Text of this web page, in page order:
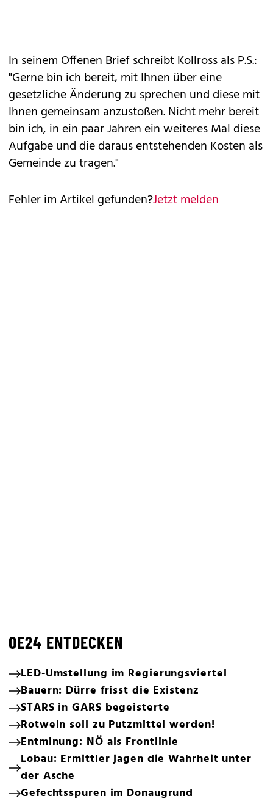
In seinem Offenen Brief schreibt Kollross als P.S.:
"Gerne bin ich bereit, mit Ihnen über eine
gesetzliche Änderung zu sprechen und diese mit
Ihnen gemeinsam anzustoßen. Nicht mehr bereit
bin ich, in ein paar Jahren ein weiteres Mal diese
Aufgabe und die daraus entstehenden Kosten als
Gemeinde zu tragen."
Fehler im Artikel gefunden?Jetzt melden
OE24 ENTDECKEN
LED-Umstellung im Regierungsviertel
Bauern: Dürre frisst die Existenz
STARS in GARS begeisterte
Rotwein soll zu Putzmittel werden!
Entminung: NÖ als Frontlinie
Lobau: Ermittler jagen die Wahrheit unter
der Asche
Gefechtsspuren im Donaugrund